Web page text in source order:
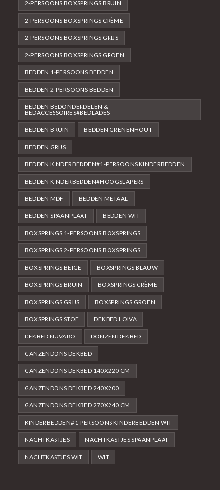
2-PERSOONS BOXSPRINGS BRUIN
2-PERSOONS BOXSPRINGS CRÈME
2-PERSOONS BOXSPRINGS GRIJS
2-PERSOONS BOXSPRINGS GROEN
BEDDEN 1-PERSOONS BEDDEN
BEDDEN 2-PERSOONS BEDDEN
BEDDEN BEDONDERDELEN &
BEDACCESSOIRES#BEDLADES
BEDDEN BRUIN BEDDEN GRENENHOUT
BEDDEN GRIJS
BEDDEN KINDERBEDDEN#1-PERSOONS KINDERBEDDEN
BEDDEN KINDERBEDDEN#HOOGSLAPERS
BEDDEN MDF BEDDEN METAAL
BEDDEN SPAANPLAAT BEDDEN WIT
BOXSPRINGS 1-PERSOONS BOXSPRINGS
BOXSPRINGS 2-PERSOONS BOXSPRINGS
BOXSPRINGS BEIGE BOXSPRINGS BLAUW
BOXSPRINGS BRUIN BOXSPRINGS CRÈME
BOXSPRINGS GRIJS BOXSPRINGS GROEN
BOXSPRINGS STOF DEKBED LOIVA
DEKBED NUVARO DONZEN DEKBED
GANZENDONS DEKBED
GANZENDONS DEKBED 140X220 CM
GANZENDONS DEKBED 240X200
GANZENDONS DEKBED 270X240 CM
KINDERBEDDEN#1-PERSOONS KINDERBEDDEN WIT
NACHTKASTJES NACHTKASTJES SPAANPLAAT
NACHTKASTJES WIT WIT